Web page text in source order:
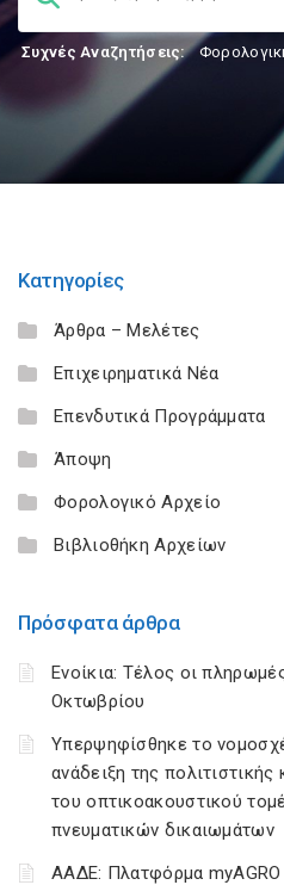
Συχνές Αναζητήσεις:
Κατηγορίες
Άρθρα – Μελέτες
Επιχειρηματικά Νέα
Επενδυτικά Προγράμματα
Άποψη
Φορολογικό Αρχείο
Βιβλιοθήκη Αρχείων
Πρόσφατα άρθρα
Ενοίκια: Τέλος οι
Οκτωβρίου
Υπερψηφίσθηκε το
ανάδειξη της
του οπτικοακουστικού
πνευματικών δικαιωμάτων
ΑΑΔΕ: Πλατφόρμα myAGRO